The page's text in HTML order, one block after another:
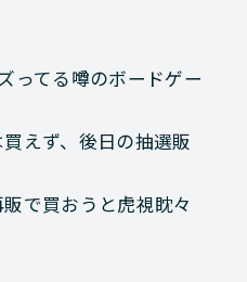
ってる噂のボードゲー
えず、後日の抽選販
で買おうと虎視眈々